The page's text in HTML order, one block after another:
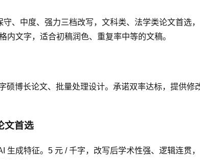
守、中度、强力三档改写，文科类、法学类论文首选
文字，适合初稿润色、重复率中等的文稿。
硕博长论文、批量处理设计。承诺双率达标，提供
文首选
生成特征。5 元 / 千字，改写后学术性强、逻辑连